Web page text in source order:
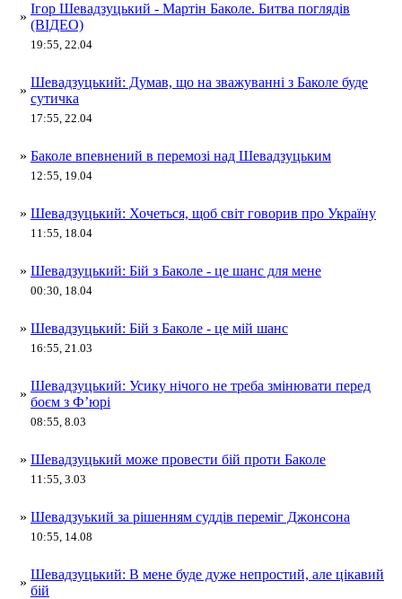
»
Ігор Шевадзуцький - Мартін Баколе. Битва поглядів
(ВІДЕО)
19:55, 22.04
»
Шевадзуцький: Думав, що на зважуванні з Баколе буде
сутичка
17:55, 22.04
» Баколе впевнений в перемозі над Шевадзуцьким
12:55, 19.04
» Шевадзуцький: Хочеться, щоб світ говорив про Україну
11:55, 18.04
» Шевадзуцький: Бій з Баколе - це шанс для мене
00:30, 18.04
» Шевадзуцький: Бій з Баколе - це мій шанс
16:55, 21.03
»
Шевадзуцький: Усику нічого не треба змінювати перед
боєм з Ф’юрі
08:55, 8.03
» Шевадзуцький може провести бій проти Баколе
11:55, 3.03
» Шевадзуький за рішенням суддів переміг Джонсона
10:55, 14.08
»
Шевадзуцький: В мене буде дуже непростий, але цікавий
бій